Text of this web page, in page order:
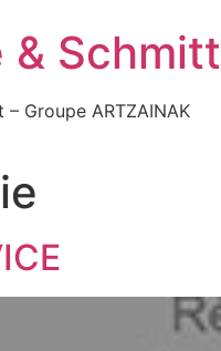
& Schmitt
Groupe ARTZAINAK